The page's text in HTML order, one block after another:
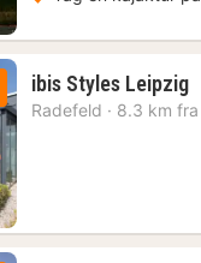
ibis Styles Leipzig1
Radefeld · 8.3 km